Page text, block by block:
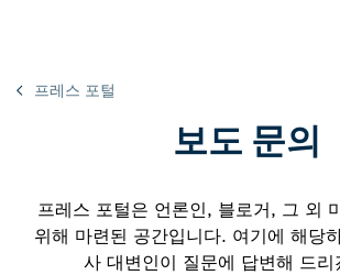
프레스 포털
보도 문의
프레스 포털은 언론인, 블로거, 그 외
위해 마련된 공간입니다. 여기에 해당
사 대변인이 질문에 답변해 드리